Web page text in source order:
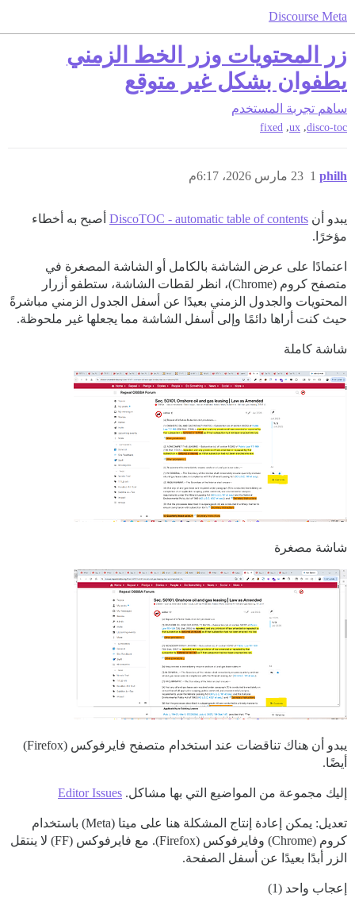
Discourse Meta
زر المحتويات وزر الخط الزمني
يطفوان بشكل غير متوقع
ساهم تجربة المستخدم
disco-toc
,
ux
,
fixed
philh 23 مارس 2026، 6:17م 1
يبدو أن DiscoTOC - automatic table of contents أصبح به أخطاء
مؤخرًا.
اعتمادًا على عرض الشاشة بالكامل أو الشاشة المصغرة في
متصفح كروم (Chrome)، انظر لقطات الشاشة، ستطفو أزرار
المحتويات والجدول الزمني بعيدًا عن أسفل الجدول الزمني مباشرةً
حيث كنت أراها دائمًا وإلى أسفل الشاشة مما يجعلها غير ملحوظة.
شاشة كاملة
شاشة مصغرة
يبدو أن هناك تناقضات عند استخدام متصفح فايرفوكس (Firefox)
أيضًا.
إليك مجموعة من المواضيع التي بها مشاكل. Editor Issues
تعديل: يمكن إعادة إنتاج المشكلة هنا على ميتا (Meta) باستخدام
كروم (Chrome) وفايرفوكس (Firefox). مع فايرفوكس (FF) لا ينتقل
الزر أبدًا بعيدًا عن أسفل الصفحة.
إعجاب واحد (1)